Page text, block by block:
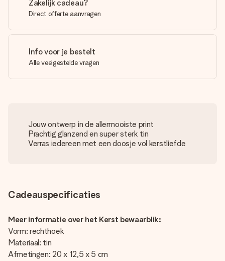
Zakelijk cadeau?
Direct offerte aanvragen
Info voor je bestelt
Alle veelgestelde vragen
Jouw ontwerp in de allermooiste print
Prachtig glanzend en super sterk tin
Verras iedereen met een doosje vol kerstliefde
Cadeauspecificaties
Meer informatie over het Kerst bewaarblik:
Vorm: rechthoek
Materiaal: tin
Afmetingen: 20 x 12,5 x 5 cm